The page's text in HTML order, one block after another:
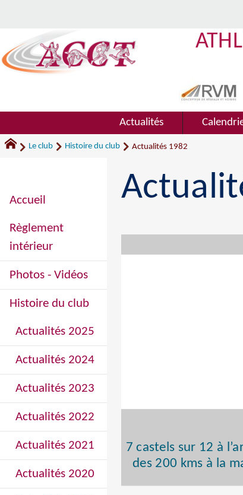
Actualités
Le club Histoire du club Actualités 1982
7 castels sur 12 à
des 200 kms à la
Accueil
Règlement
intérieur
Photos - Vidéos
Histoire du club
Actualités 2025
Actualités 2024
Actualités 2023
Actualités 2022
Actualités 2021
Actualités 2020